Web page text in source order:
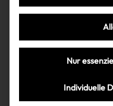
Über uns
Nur
Individuelle